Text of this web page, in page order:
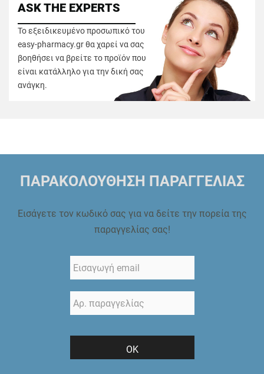
ASK THE EXPERTS
Το εξειδικευμένο προσωπικό του
easy-pharmacy.gr θα χαρεί να σας
βοηθήσει να βρείτε το προϊόν που
είναι κατάλληλο για την δική σας
ανάγκη.
ΠΑΡΑΚΟΛΟΥΘΗΣΗ ΠΑΡΑΓΓΕΛΙΑΣ
Εισάγετε τον κωδικό σας για να δείτε την πορεία της
παραγγελίας σας!
ΟΚ